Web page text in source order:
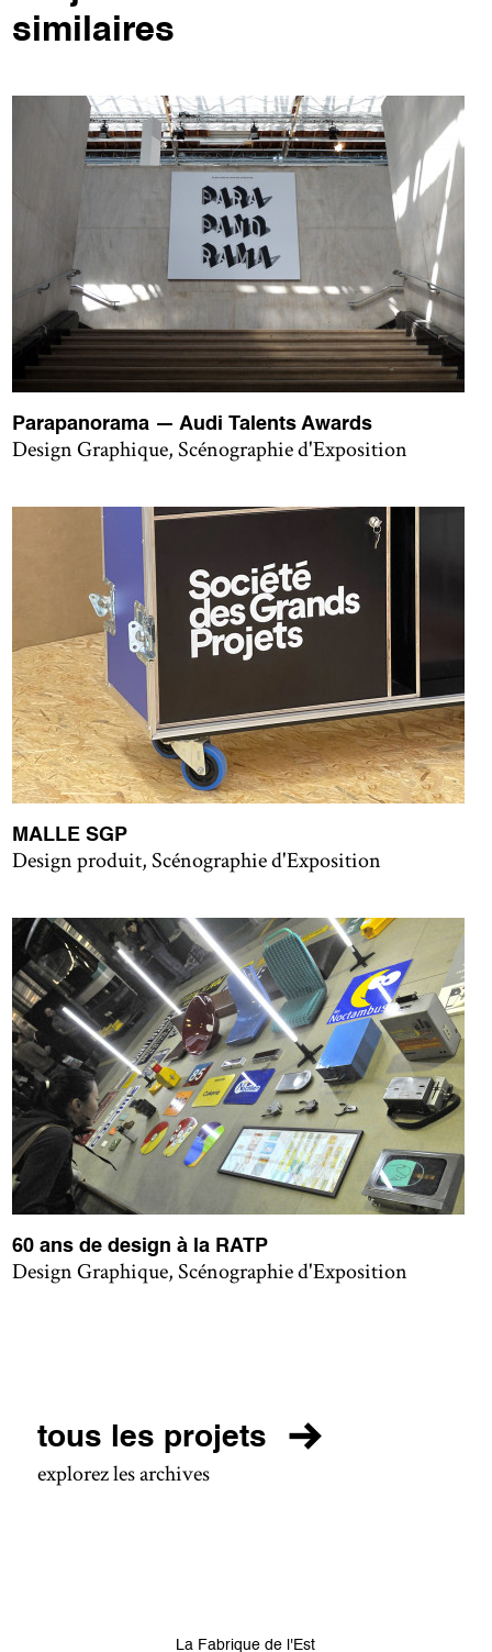
similaires
Parapanorama — Audi Talents Awards
Design Graphique, Scénographie d'Exposition
MALLE SGP
Design produit, Scénographie d'Exposition
60 ans de design à la RATP
Design Graphique, Scénographie d'Exposition
tous les projets
explorez les archives
La Fabrique de l'Est